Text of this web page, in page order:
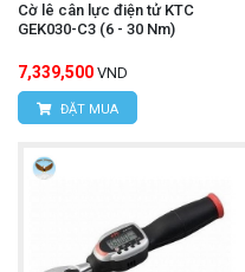
Cờ lê cân lực điện tử KTC
GEK030-C3 (6 - 30 Nm)
7,339,500 VND
ĐẶT MUA